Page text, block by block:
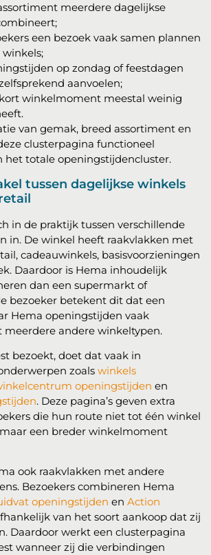
meerdere dagelijkse
een bezoek vaak samen plannen
op zondag of feestdagen
aanvoelen;
winkelmoment meestal weinig
van gemak, breed assortiment en
clusterpagina functioneel
het totale openingstijdencluster.
tussen dagelijkse winkels
in de praktijk tussen verschillende
in. De winkel heeft raakvlakken met
cadeauwinkels, basisvoorzieningen
Daardoor is Hema inhoudelijk
dan een supermarkt of
bezoeker betekent dit dat een
Hema openingstijden vaak
andere winkeltypen.
bezoekt, doet dat vaak in
zoalswinkels
openingstijden en
. Deze pagina’s geven extra
die hun route niet tot één winkel
een breder winkelmoment
ook raakvlakken met andere
Bezoekers combineren Hema
openingstijden enAction
van het soort aankoop dat zij
Daardoor werkt een clusterpagina
wanneer zij die verbindingen